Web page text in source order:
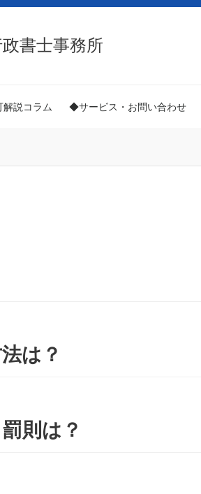
書士事務所
説コラム ◆サービス・お問い合わせ
は？
則は？